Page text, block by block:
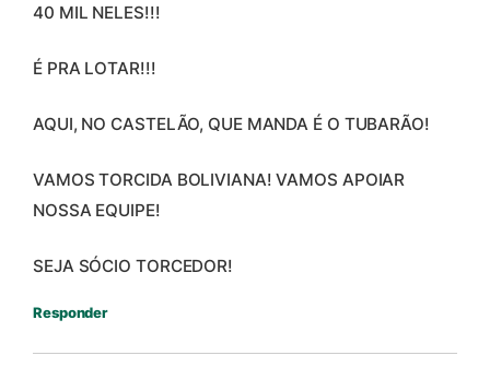
40 MIL NELES!!!
É PRA LOTAR!!!
AQUI, NO CASTELÃO, QUE MANDA É O TUBARÃO!
VAMOS TORCIDA BOLIVIANA! VAMOS APOIAR
NOSSA EQUIPE!
SEJA SÓCIO TORCEDOR!
Responder